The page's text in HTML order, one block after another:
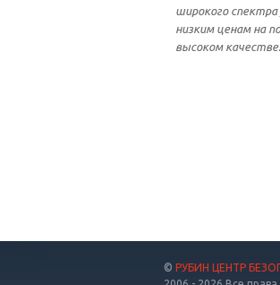
широкого спектра
низким ценам на
высоком качестве.
© РУБИН ЦЕНТР